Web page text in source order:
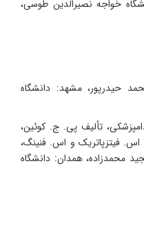
خواجه نصیرالدین طوسی،
حیدرپور، مشهد: دانشگاه
تألیف پی. ج. کوئین،
فیتزپاتریک و اس. فنینگ،
محمدزاده، همدان: دانشگاه